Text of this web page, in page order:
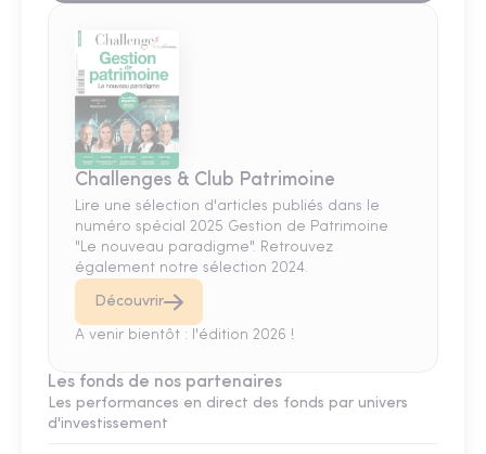
Challenges & Club Patrimoine
Lire une sélection d'articles publiés dans le
numéro spécial 2025 Gestion de Patrimoine
"Le nouveau paradigme". Retrouvez
également notre sélection 2024.
Découvrir
A venir bientôt : l'édition 2026 !
Les fonds de nos partenaires
Les performances en direct des fonds par univers
d'investissement